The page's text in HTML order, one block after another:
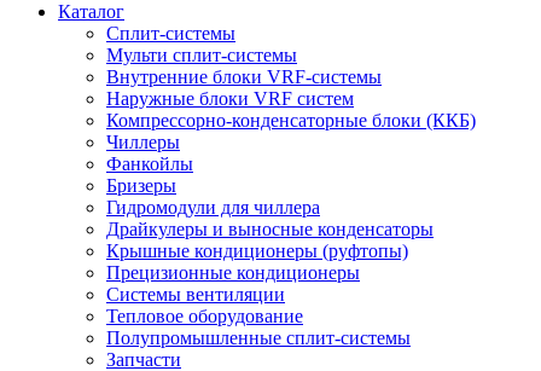
Каталог
Сплит-системы
Мульти сплит-системы
Внутренние блоки VRF-cистемы
Наружные блоки VRF cистем
Компрессорно-конденсаторные блоки (ККБ)
Чиллеры
Фанкойлы
Бризеры
Гидромодули для чиллера
Драйкулеры и выносные конденсаторы
Крышные кондиционеры (руфтопы)
Прецизионные кондиционеры
Системы вентиляции
Тепловое оборудование
Полупромышленные сплит-системы
Запчасти